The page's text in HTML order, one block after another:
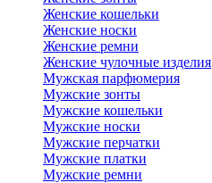
Женские кошельки
Женские носки
Женские ремни
Женские чулочные изделия
Мужская парфюмерия
Мужские зонты
Мужские кошельки
Мужские носки
Мужские перчатки
Мужские платки
Мужские ремни